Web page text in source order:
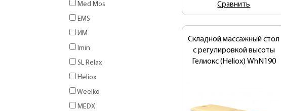
Med Mos
EMS
ИМ
Imin
SL Relax
Heliox
Weelko
MEDX
Сравнить
Складной массажный стол
с регулировкой высоты
Гелиокс (Heliox) WhN190